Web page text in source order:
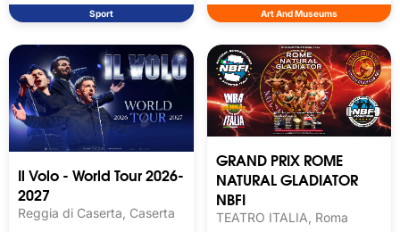
Sport Art And Museums
Il Volo - World Tour 2026-
2027
Reggia di Caserta, Caserta
GRAND PRIX ROME
NATURAL GLADIATOR
NBFI
TEATRO ITALIA, Roma